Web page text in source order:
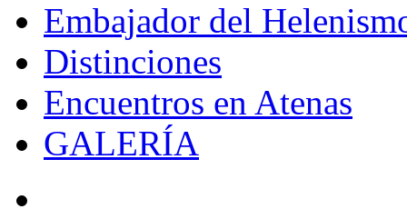
Embajador del
Distinciones
Encuentros en Atenas
GALERÍA